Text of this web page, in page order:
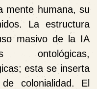
mente humana, su
La estructura
masivo de la IA
ontológicas,
esta se inserta
colonialidad. El